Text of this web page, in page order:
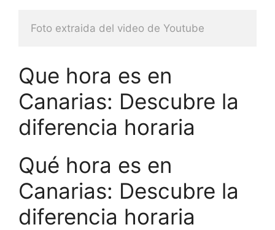
Foto extraida del video de Youtube
Que hora es en
Canarias: Descubre la
diferencia horaria
Qué hora es en
Canarias: Descubre la
diferencia horaria